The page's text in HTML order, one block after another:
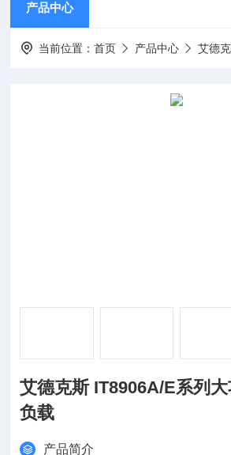
产品中心
当前位置：首页 产品中心 艾德
艾德克斯 IT8906A/E系列
负载
产品简介